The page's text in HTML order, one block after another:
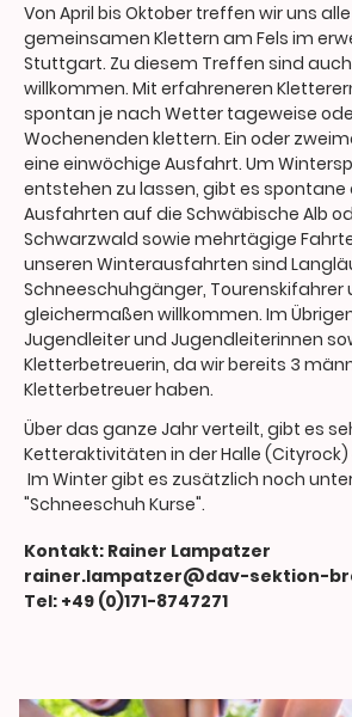
Von April bis Oktober treffen wir uns
gemeinsamen Klettern am Fels im
Stuttgart. Zu diesem Treffen sind
willkommen. Mit erfahreneren
spontan je nach Wetter tageweise
Wochenenden klettern. Ein oder
eine einwöchige Ausfahrt. Um
entstehen zu lassen, gibt es
Ausfahrten auf die Schwäbische Alb
Schwarzwald sowie mehrtägige
unseren Winterausfahrten sind
Schneeschuhgänger, Tourenskifahrer
gleichermaßen willkommen. Im
Jugendleiter und Jugendleiterinnen
Kletterbetreuerin, da wir bereits 3
Kletterbetreuer haben.
Über das ganze Jahr verteilt, gibt es
Ketteraktivitäten in der Halle (Cityrock)
Im Winter gibt es zusätzlich noch
"Schneeschuh Kurse".
Kontakt: Rainer Lampatzer
rainer.lampatzer@dav-sektion-
Tel: +49 (0)171-8747271